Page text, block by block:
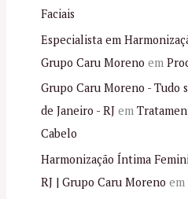
Faciais
Especialista em
Grupo Caru Moreno em
Grupo Caru Moreno - Tudo
de Janeiro - RJem
Cabelo
Harmonização Íntima
RJ | Grupo Caru Moreno em